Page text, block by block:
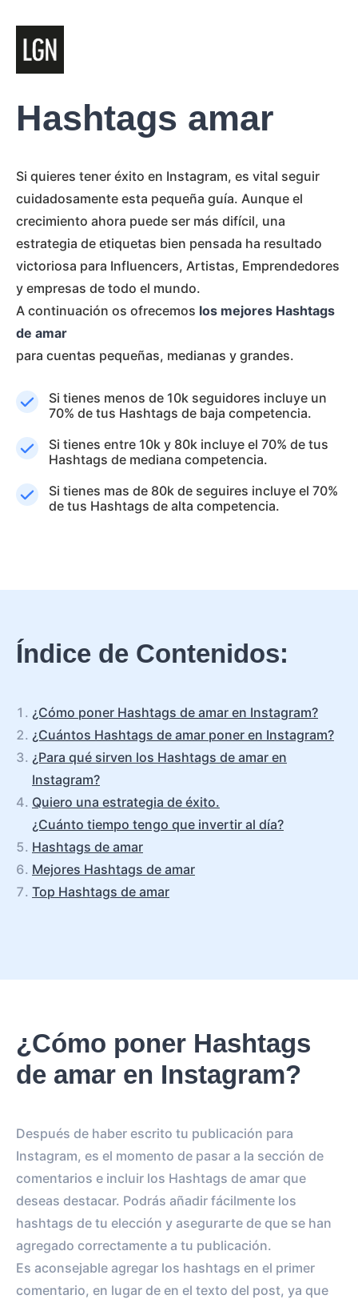
Hashtags amar
Si quieres tener éxito en Instagram, es vital seguir
cuidadosamente esta pequeña guía. Aunque el
crecimiento ahora puede ser más difícil, una
estrategia de etiquetas bien pensada ha resultado
victoriosa para Influencers, Artistas, Emprendedores
y empresas de todo el mundo.
A continuación os ofrecemos los mejores Hashtags
de amar
para cuentas pequeñas, medianas y grandes.
Si tienes menos de 10k seguidores incluye un
70% de tus Hashtags de baja competencia.
Si tienes entre 10k y 80k incluye el 70% de tus
Hashtags de mediana competencia.
Si tienes mas de 80k de seguires incluye el 70%
de tus Hashtags de alta competencia.
Índice de Contenidos:
¿Cómo poner Hashtags de amar en Instagram?
¿Cuántos Hashtags de amar poner en Instagram?
¿Para qué sirven los Hashtags de amar en
Instagram?
Quiero una estrategia de éxito.
¿Cuánto tiempo tengo que invertir al día?
Hashtags de amar
Mejores Hashtags de amar
Top Hashtags de amar
¿Cómo poner Hashtags
de amar en Instagram?
Después de haber escrito tu publicación para
Instagram, es el momento de pasar a la sección de
comentarios e incluir los Hashtags de amar que
deseas destacar. Podrás añadir fácilmente los
hashtags de tu elección y asegurarte de que se han
agregado correctamente a tu publicación.
Es aconsejable agregar los hashtags en el primer
comentario, en lugar de en el texto del post, ya que